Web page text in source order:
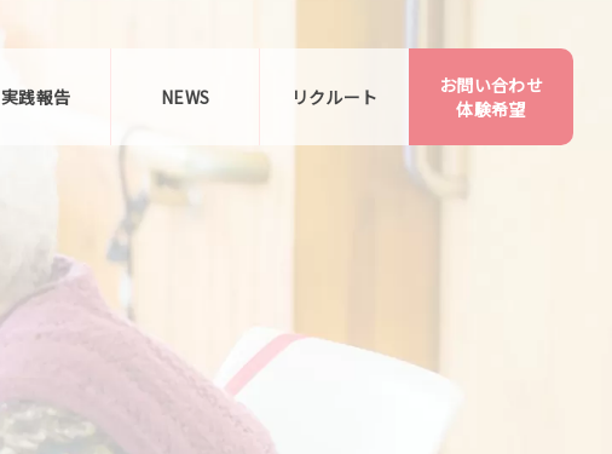
実践報告 NEWS リクルート
お問い合わせ
体験希望